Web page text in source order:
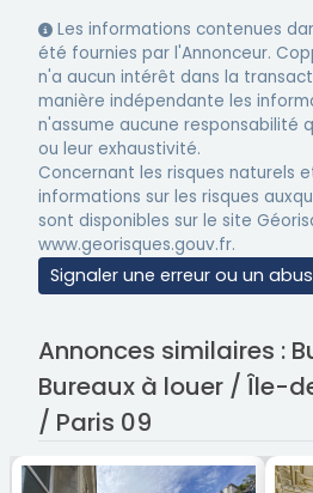
Les informations contenues
été fournies par l'Annonceur.
n'a aucun intérêt dans la
manière indépendante les
n'assume aucune responsabilité
ou leur exhaustivité.
Concernant les risques naturels
informations sur les risques
sont disponibles sur le site
www.georisques.gouv.fr.
Signaler une erreur ou un abus
Annonces similaires :
Bureaux à louer / Île-
/ Paris 09